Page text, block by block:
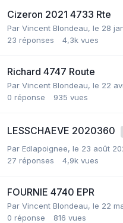
Cizeron 2021 4733 Rte
Par Vincent Blondeau, le 28
23 réponses 4,3k vues
Richard 4747 Route
Par Vincent Blondeau, le 22
0 réponse 935 vues
LESSCHAEVE 2020360
Par Edlapoignee, le 23 août
27 réponses 4,9k vues
FOURNIE 4740 EPR
Par Vincent Blondeau, le 22
0 réponse 816 vues